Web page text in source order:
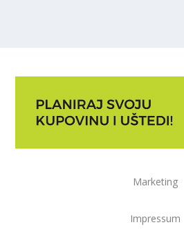
Marketing
Impressum